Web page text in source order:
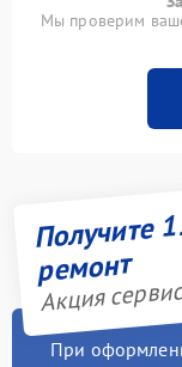
Мы проверим
Получите
ремонт
Акция
При